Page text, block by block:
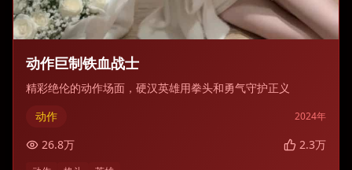
动作巨制铁血战士
精彩绝伦的动作场面，硬汉英雄用拳头和勇气守护正义
动作
2024年
26.8万 2.3万